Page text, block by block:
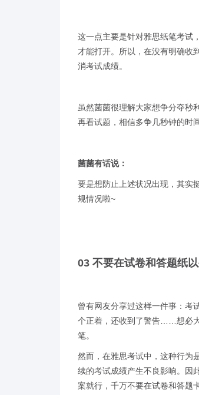
这一点主要是针对雅思纸笔考试
才能打开。所以，在没有明确收
消考试成绩。
虽然菌菌很理解大家想争分夺秒
再看试题，相信多争几秒钟的时
菌菌有话说：
要是想防止上述状况出现，其实
规情况啦~
03 不要在试卷和答题纸
曾有网友分享过这样一件事：考
个正着，还收到了警告……想必
笔。
然而，在雅思考试中，这种行为
续的考试成绩产生不良影响。因
案就行，千万不要在试卷和答题